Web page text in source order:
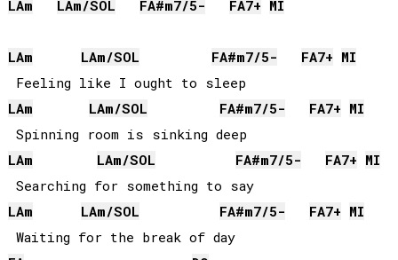
LAm LAm/SOL FA#m7/5- FA7+ MI
LAm LAm/SOL FA#m7/5- FA7+ MI
LAm LAm/SOL FA#m7/5- FA7+ MI
LAm LAm/SOL FA#m7/5- FA7+ MI
Searching for something to say
LAm LAm/SOL FA#m7/5- FA7+ MI
Waiting for the break of day